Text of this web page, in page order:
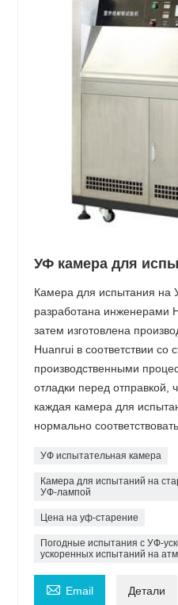
УФ камера для
Камера для испытания на
разработана инженерами
затем изготовлена
Huanrui в соответствии со
производственными
отладки перед отправкой,
каждая камера для
нормально
УФ испытательная камера
Камера для испытаний на
УФ-лампой
Цена на уф-старение
Погодные испытания с УФ-
ускоренных испытаний на
 Email Детали